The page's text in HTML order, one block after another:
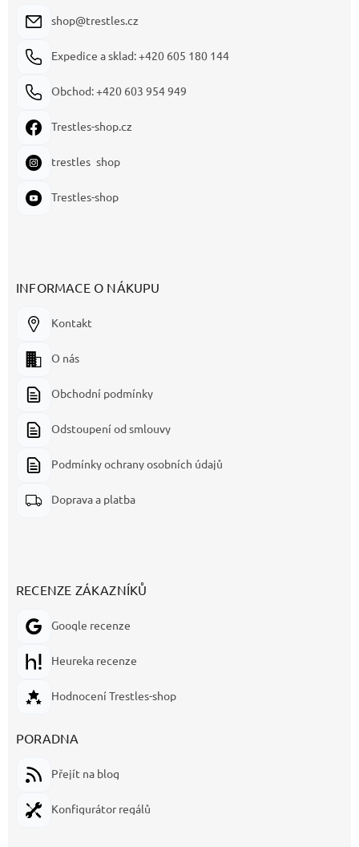
shop@trestles.cz
Expedice a sklad: +420 605 180 144
Obchod: +420 603 954 949
Trestles-shop.cz
trestles_shop
Trestles-shop
INFORMACE O NÁKUPU
Kontakt
O nás
Obchodní podmínky
Odstoupení od smlouvy
Podmínky ochrany osobních údajů
Doprava a platba
RECENZE ZÁKAZNÍKŮ
Google recenze
Heureka recenze
Hodnocení Trestles-shop
PORADNA
Přejít na blog
Konfigurátor regálů